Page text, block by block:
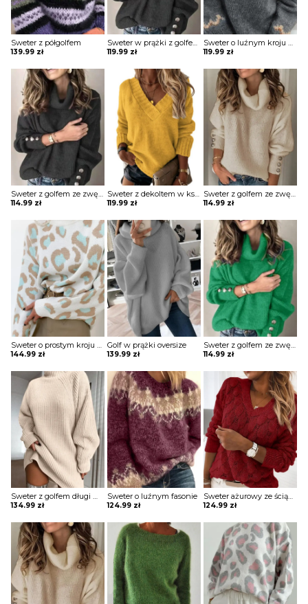
Sweter z półgolfem
139.99 zł
Sweter w prążki z golfem i guzikami na rękawach
119.99 zł
Sweter o luźnym kroju z półgolfem
119.99 zł
Sweter z golfem ze zwężanymi rękawami
114.99 zł
Sweter z dekoltem w kształcie litery V i ściągaczami
119.99 zł
Sweter z golfem ze zwężanymi rękawami
114.99 zł
Sweter o prostym kroju z półgolfem
144.99 zł
Golf w prążki oversize
139.99 zł
Sweter z golfem ze zwężanymi rękawami
114.99 zł
Sweter z golfem długi w prążki
134.99 zł
Sweter o luźnym fasonie
124.99 zł
Sweter ażurowy ze ściągaczami
124.99 zł